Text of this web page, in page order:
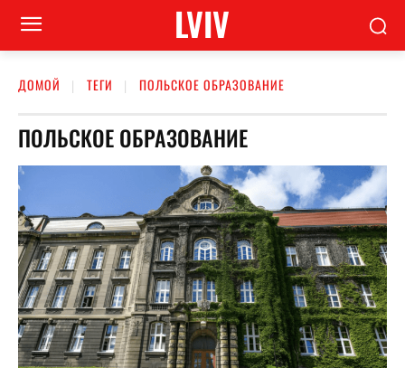
LVIV
ДОМОЙ ТЕГИ ПОЛЬСКОЕ ОБРАЗОВАНИЕ
ПОЛЬСКОЕ ОБРАЗОВАНИЕ